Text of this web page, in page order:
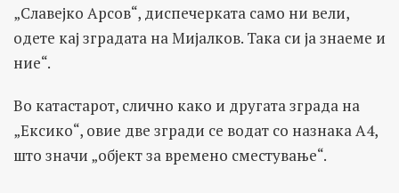
„Славејко Арсов“, диспечерката само ни вели,
одете кај зградата на Мијалков. Така си ја знаеме и
ние“.
Во катастарот, слично како и другата зграда на
„Ексико“, овие две згради се водат со назнака А4,
што значи „објект за времено сместување“.